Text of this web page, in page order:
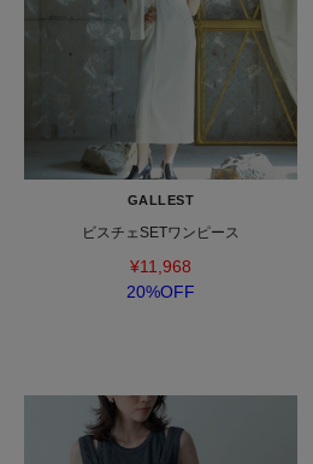
GALLEST
ビスチェSETワンピース
¥11,968
20%OFF